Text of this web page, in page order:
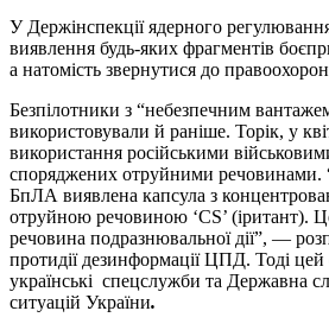
У Держінспекції ядерного
виявлення будь-яких фрагментів
а натомість звернутися до
Безпілотники з “небезпечним
використовували й раніше. Торік, у
використання російськими
споряджених отруйними речовинами.
БпЛА виявлена капсула з
отруйною речовиною ‘CS’ (іритант).
речовина подразнювальної дії”, —
протидії дезинформації ЦПД. Тоді цей
українські спецслужби та Державна
ситуацій України.